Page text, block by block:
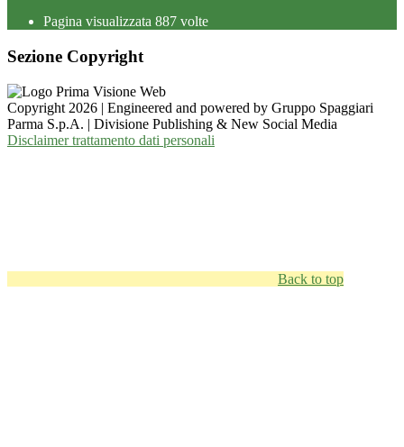
Pagina visualizzata 887 volte
Sezione Copyright
Copyright 2026 | Engineered and powered by Gruppo Spaggiari
Parma S.p.A. | Divisione Publishing & New Social Media
Disclaimer trattamento dati personali
Back to top